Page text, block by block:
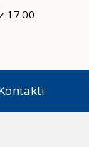
17:00